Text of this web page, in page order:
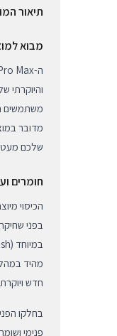
תיאור
מבוא
משתמשים
מדובר
שלכם
חומרים
בפני
מהיד
חדש
בחלקו
פנימי